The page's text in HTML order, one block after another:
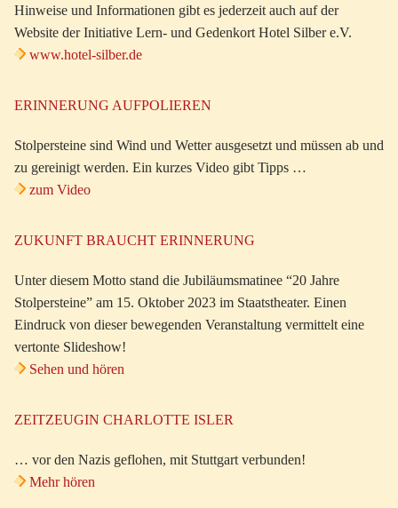
Hinweise und Informationen gibt es jederzeit auch auf der
Website der Initiative Lern- und Gedenkort Hotel Silber e.V.
www.hotel-silber.de
ERINNERUNG AUFPOLIEREN
Stolpersteine sind Wind und Wetter ausgesetzt und müssen ab und
zu gereinigt werden. Ein kurzes Video gibt Tipps …
zum Video
ZUKUNFT BRAUCHT ERINNERUNG
Unter diesem Motto stand die Jubiläumsmatinee “20 Jahre
Stolpersteine” am 15. Oktober 2023 im Staatstheater. Einen
Eindruck von dieser bewegenden Veranstaltung vermittelt eine
vertonte Slideshow!
Sehen und hören
ZEITZEUGIN CHARLOTTE ISLER
… vor den Nazis geflohen, mit Stuttgart verbunden!
Mehr hören